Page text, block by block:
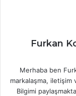
Furkan
Merhaba ben
markalaşma, iletişim
Bilgimi